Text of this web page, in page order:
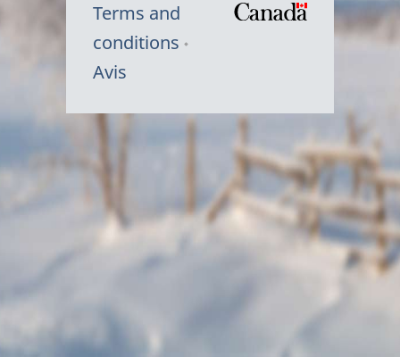
Terms and
conditions
Avis
Symbole
Canada